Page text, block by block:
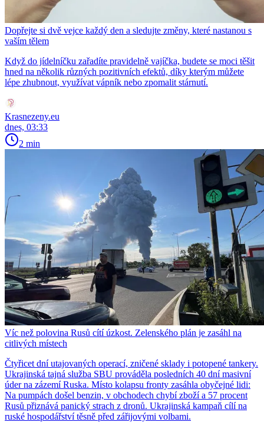
Dopřejte si dvě vejce každý den a sledujte změny, které nastanou s
vaším tělem
Když do jídelníčku zařadíte pravidelně vajíčka, budete se moci těšit
hned na několik různých pozitivních efektů, díky kterým můžete
lépe zhubnout, využívat vápník nebo zpomalit stárnutí.
Krasnezeny.eu
dnes, 03:33
2 min
Víc než polovina Rusů cítí úzkost. Zelenského plán je zasáhl na
citlivých místech
Čtyřicet dní utajovaných operací, zničené sklady i potopené tankery.
Ukrajinská tajná služba SBU prováděla posledních 40 dní masivní
úder na zázemí Ruska. Místo kolapsu fronty zasáhla obyčejné lidi:
Na pumpách došel benzin, v obchodech chybí zboží a 57 procent
Rusů přiznává panický strach z dronů. Ukrajinská kampaň cílí na
ruské hospodářství těsně před zářijovými volbami.